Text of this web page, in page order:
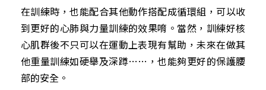
在訓練時，也能配合其他動作搭配成循環組，可以收
到更好的心肺與力量訓練的效果唷。當然，訓練好核
心肌群後不只可以在運動上表現有幫助，未來在做其
他重量訓練如硬舉及深蹲……，也能夠更好的保護腰
部的安全。